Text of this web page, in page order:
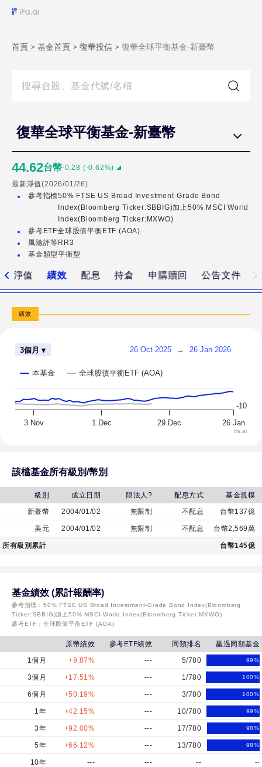
首頁 > 基金首頁 > 復華投信 > 復華全球平衡基金-新臺幣
復華全球平衡基金-新臺幣
復
全
金-
新
幣
衡
44.62台幣-0.28 (-0.62%)
最新淨值(2026/01/26)
參考指標50% FTSE US Broad Investment-Grade Bond
Index(Bloomberg Ticker:SBBIG)加上50% MSCI World
Index(Bloomberg Ticker:MXWO)
參考ETF全球股債平衡ETF (AOA)
風險評等 RR3
基金類型平衡型
淨值 績效 配息 持倉 申購贖回 公告文件
績效
3 Nov 1 Dec 29 Dec 26 Jan
-10
3個月 ▾ 26 Oct 2025 → 26 Jan 2026
本基金 全球股債平衡ETF (AOA)
ifa.ai
該檔基金所有級別/幣別
級別 成立日期 限法人? 配息方式
基金規模
新臺幣
2004/01/02 無限制 不配息 台幣137億
美元 2004/01/02 無限制 不配息 台幣2,569萬
所有級別累計 台幣145億
基金績效 (累計報酬率)
參考指標： 50% FTSE US Broad Investment-Grade Bond Index(Bloomberg
Ticker:SBBIG)加上50% MSCI World Index(Bloomberg Ticker:MXWO)
參考ETF： 全球股債平衡ETF (AOA)
原幣績效 參考ETF績效 同類排名
贏過同類基金
1個月
+9.87% --- 5/780 99%
3個月 +17.51% --- 1/780 100%
6個月 +50.19% --- 3/780 100%
1年 +42.15% --- 10/780 99%
3年 +92.00% --- 17/780 98%
5年 +66.12% --- 13/780 98%
10年 --- --- -- --